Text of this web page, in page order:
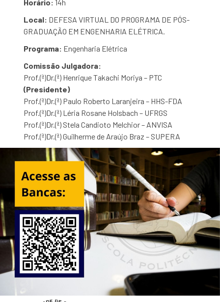
Horário: 14h
Local: DEFESA VIRTUAL DO PROGRAMA DE PÓS-
GRADUAÇÃO EM ENGENHARIA ELÉTRICA.
Programa: Engenharia Elétrica
Comissão Julgadora:
Prof.(ª)Dr.(ª) Henrique Takachi Moriya – PTC
(Presidente)
Prof.(ª)Dr.(ª) Paulo Roberto Laranjeira – HHS-FDA
Prof.(ª)Dr.(ª) Léria Rosane Holsbach – UFRGS
Prof.(ª)Dr.(ª) Stela Candioto Melchior – ANVISA
Prof.(ª)Dr.(ª) Guilherme de Araújo Braz – SUPERA